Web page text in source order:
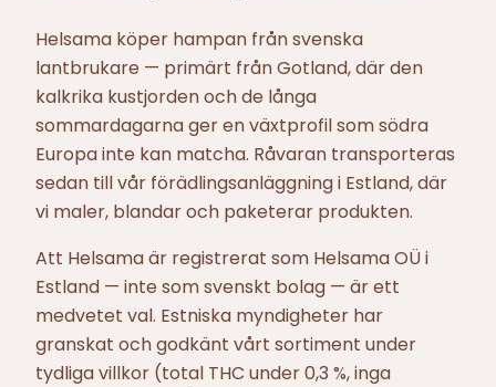
Helsama köper hampan från svenska
lantbrukare — primärt från Gotland, där den
kalkrika kustjorden och de långa
sommardagarna ger en växtprofil som södra
Europa inte kan matcha. Råvaran transporteras
sedan till vår förädlingsanläggning i Estland, där
vi maler, blandar och paketerar produkten.
Att Helsama är registrerat som Helsama OÜ i
Estland — inte som svenskt bolag — är ett
medvetet val. Estniska myndigheter har
granskat och godkänt vårt sortiment under
tydliga villkor (total THC under 0,3 %, inga